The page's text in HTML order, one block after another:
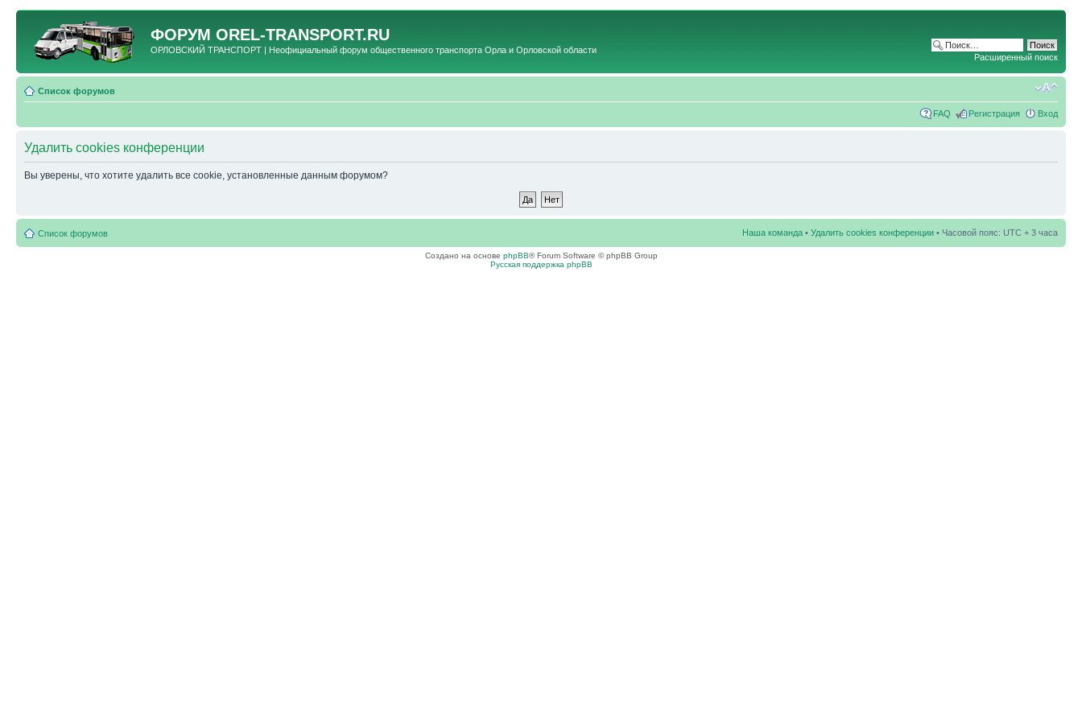
ФОРУМ OREL-TRANSPORT.RU
ОРЛОВСКИЙ ТРАНСПОРТ | Неофициальный форум общественного транспорта Орла и Орловской области
Расширенный поиск
Список форумов
FAQ Регистрация Вход
Удалить cookies конференции
Вы уверены, что хотите удалить все cookie, установленные данным форумом?
Список форумов Наша команда • Удалить cookies конференции • Часовой пояс: UTC + 3 часа
Создано на основе phpBB® Forum Software © phpBB Group
Русская поддержка phpBB